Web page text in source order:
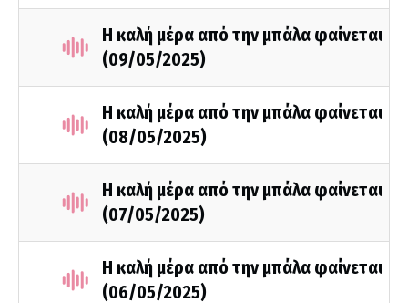
Η καλή μέρα από την μπάλα φαίνεται
(09/05/2025)
Η καλή μέρα από την μπάλα φαίνεται
(08/05/2025)
Η καλή μέρα από την μπάλα φαίνεται
(07/05/2025)
Η καλή μέρα από την μπάλα φαίνεται
(06/05/2025)